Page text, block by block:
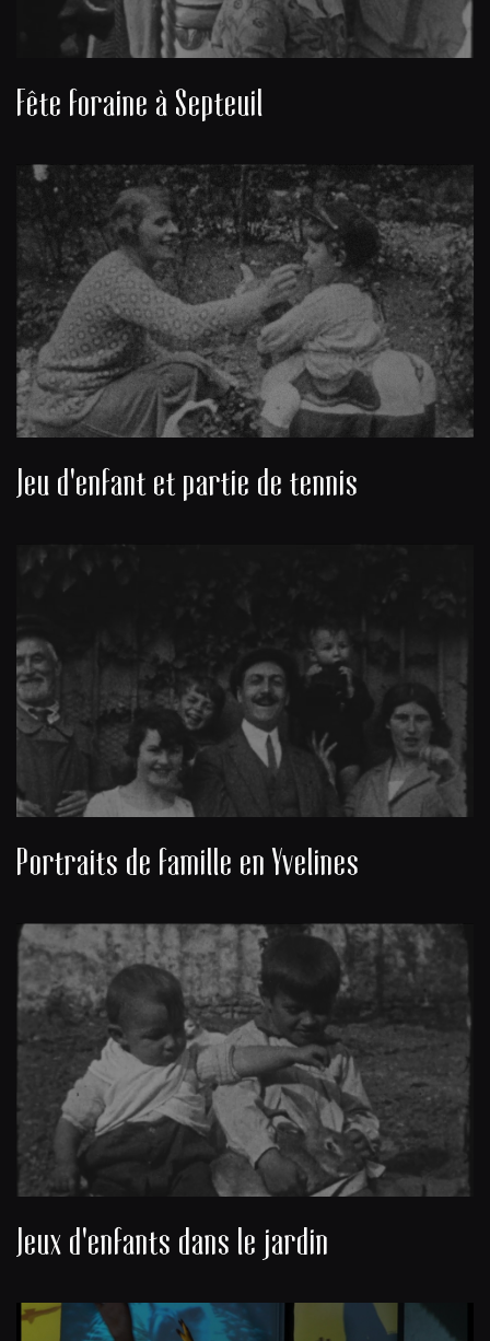
Fête foraine à Septeuil
Jeu d'enfant et partie de tennis
Portraits de famille en Yvelines
Jeux d'enfants dans le jardin